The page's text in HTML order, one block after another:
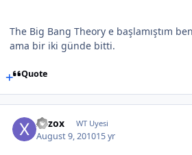
The Big Bang Theory e başlamıştım
ama bir iki günde bitti.
Quote
xozox WT Uyesi
August 9, 201015 yr